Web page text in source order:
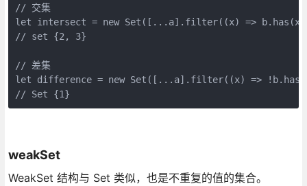
// 交集
let intersect = new Set([...a].filter((x) =>
// set {2, 3}
// 差集
let difference = new Set([...a].filter((x) =>
// Set {1}
weakSet
WeakSet 结构与 Set 类似，也是不重复的值的集合。